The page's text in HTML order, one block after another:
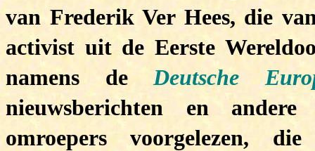
van Frederik Ver Hees, die
activist uit de Eerste
namens deDeutsche
nieuwsberichten en
omroepers voorgelezen,